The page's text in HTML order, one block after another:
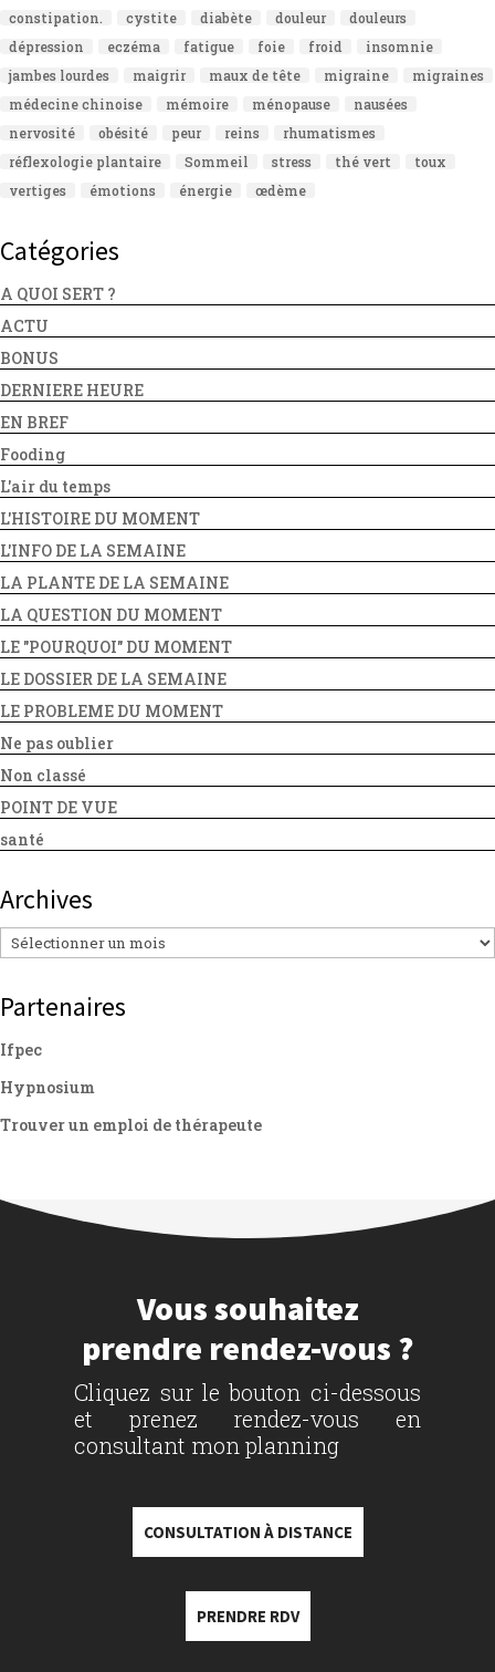
constipation.
cystite diabète douleur
douleurs
dépression
eczéma fatigue foie froid
insomnie
jambes lourdes
maigrir maux de tête migraine
migraines
médecine chinoise
mémoire ménopause
nausées
nervosité
obésité peur reins
rhumatismes
réflexologie plantaire
Sommeil stress thé vert
toux
vertiges
émotions énergie œdème
Catégories
A QUOI SERT ?
ACTU
BONUS
DERNIERE HEURE
EN BREF
Fooding
L'air du temps
L'HISTOIRE DU MOMENT
L'INFO DE LA SEMAINE
LA PLANTE DE LA SEMAINE
LA QUESTION DU MOMENT
LE "POURQUOI" DU MOMENT
LE DOSSIER DE LA SEMAINE
LE PROBLEME DU MOMENT
Ne pas oublier
Non classé
POINT DE VUE
santé
Archives
Archives
Partenaires
Ifpec
Hypnosium
Trouver un emploi de thérapeute
Vous souhaitez
prendre rendez-vous ?
Cliquez sur le bouton ci-dessous
et prenez rendez-vous en
consultant mon planning
CONSULTATION À DISTANCE
PRENDRE RDV